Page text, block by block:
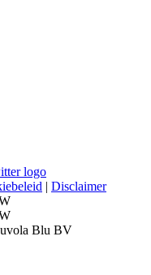
| Disclaimer
Blu BV